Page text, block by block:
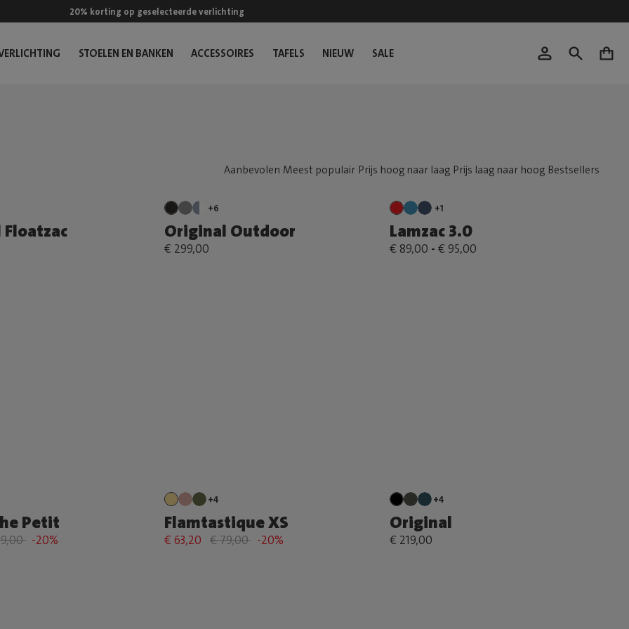
20% korting op geselecteerde verlichting
STOELEN EN BANKEN ACCESSOIRES TAFELS NIEUW SALE 0
+6
Original Outdoor
€ 299,00
+1
Lamzac 3.0
€ 89,00 - € 95,00
Petit
-20%
+4
Flamtastique XS
€ 63,20 € 79,00 -20%
+4
Original
€ 219,00